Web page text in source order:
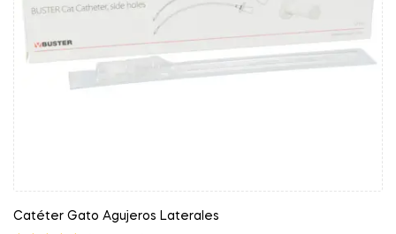
Catéter Gato Agujeros Laterales